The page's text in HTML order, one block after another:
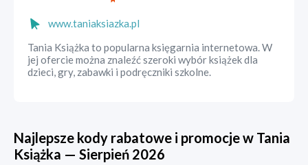
www.taniaksiazka.pl
Tania Książka to popularna księgarnia internetowa. W
jej ofercie można znaleźć szeroki wybór książek dla
dzieci, gry, zabawki i podręczniki szkolne.
Najlepsze kody rabatowe i promocje w Tania
Książka — Sierpień 2026